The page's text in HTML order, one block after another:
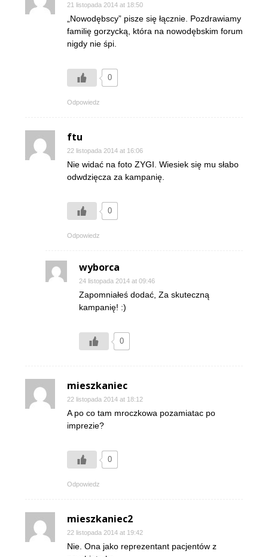
21 listopada 2014 at 18:50
„Nowodębscy” pisze się łącznie. Pozdrawiamy
familię gorzycką, która na nowodębskim forum
nigdy nie śpi.
0
Odpowiedz
ftu
22 listopada 2014 at 16:06
Nie widać na foto ZYGI. Wiesiek się mu słabo
odwdzięcza za kampanię.
0
Odpowiedz
wyborca
24 listopada 2014 at 09:46
Zapomniałeś dodać, Za skuteczną
kampanię! :)
0
mieszkaniec
22 listopada 2014 at 18:12
A po co tam mroczkowa pozamiatac po
imprezie?
0
Odpowiedz
mieszkaniec2
22 listopada 2014 at 19:42
Nie. Ona jako reprezentant pacjentów z